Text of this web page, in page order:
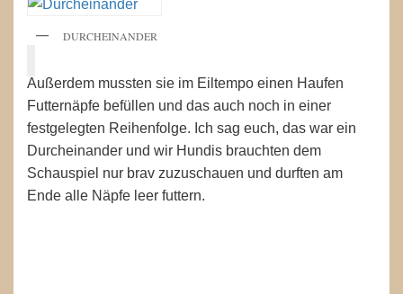
DURCHEINANDER
Außerdem mussten sie im Eiltempo einen Haufen
Futternäpfe befüllen und das auch noch in einer
festgelegten Reihenfolge. Ich sag euch, das war ein
Durcheinander und wir Hundis brauchten dem
Schauspiel nur brav zuzuschauen und durften am
Ende alle Näpfe leer futtern.